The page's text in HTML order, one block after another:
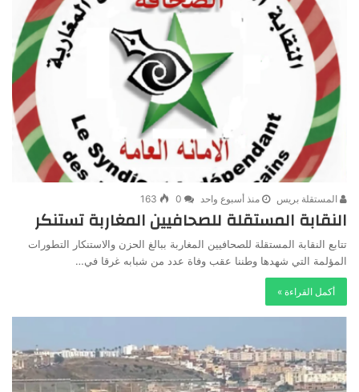
المستقلة بريس منذ أسبوع واحد 0
163
النقابة المستقلة للصحافيين المغاربة تستنكر
تتابع النقابة المستقلة للصحافيين المغاربة ببالغ الحزن والاستنكار التطورات
المؤلمة التي شهدها وطننا عقب وفاة عدد من شبابه غرقا في…
أكمل القراءة »